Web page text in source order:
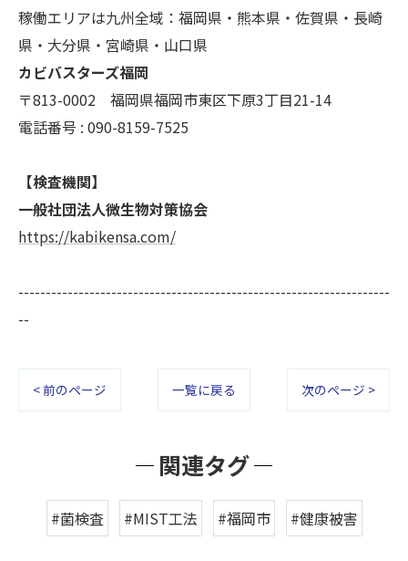
個人情報の開示･訂正･削除・利用停止の具体的手続
きにつきましては、お電話でお問合せ下さい。
稼働エリアは九州全域：福岡県・熊本県・佐賀県・長崎
県・大分県・宮崎県・山口県
カビバスターズ福岡
〒813-0002 福岡県福岡市東区下原3丁目21-14
電話番号 : 090-8159-7525
【検査機関】
一般社団法人微生物対策協会
https://kabikensa.com/
--------------------------------------------------------------------
--
< 前のページ 一覧に戻る 次のページ >
関連タグ
#菌検査 #MIST工法 #福岡市 #健康被害